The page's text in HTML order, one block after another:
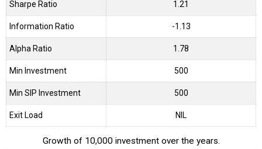
Sharpe Ratio 1.21
Information Ratio -1.13
Alpha Ratio 1.78
Min Investment 500
Min SIP Investment 500
Exit Load NIL
Growth of 10,000 investment over the years.